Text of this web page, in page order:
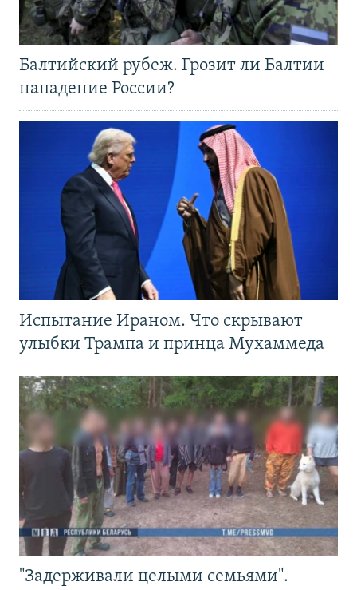
Балтийский рубеж. Грозит ли Балтии
нападение России?
Испытание Ираном. Что скрывают
улыбки Трампа и принца Мухаммеда
"Задерживали целыми семьями".